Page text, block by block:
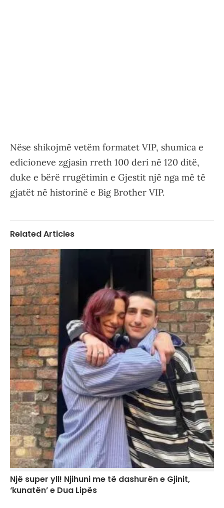
Nëse shikojmë vetëm formatet VIP, shumica e
edicioneve zgjasin rreth 100 deri në 120 ditë,
duke e bërë rrugëtimin e Gjestit një nga më të
gjatët në historinë e Big Brother VIP.
Related Articles
Një super yll! Njihuni me të dashurën e Gjinit,
‘kunatën’ e Dua Lipës